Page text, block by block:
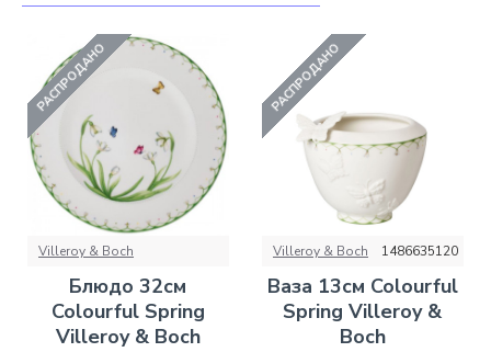
РАСПРОДАНО
Villeroy & Boch
Блюдо 32см
Colourful Spring
Villeroy & Boch
РАСПРОДАНО
Villeroy & Boch 1486635120
Ваза 13см Colourful
Spring Villeroy &
Boch